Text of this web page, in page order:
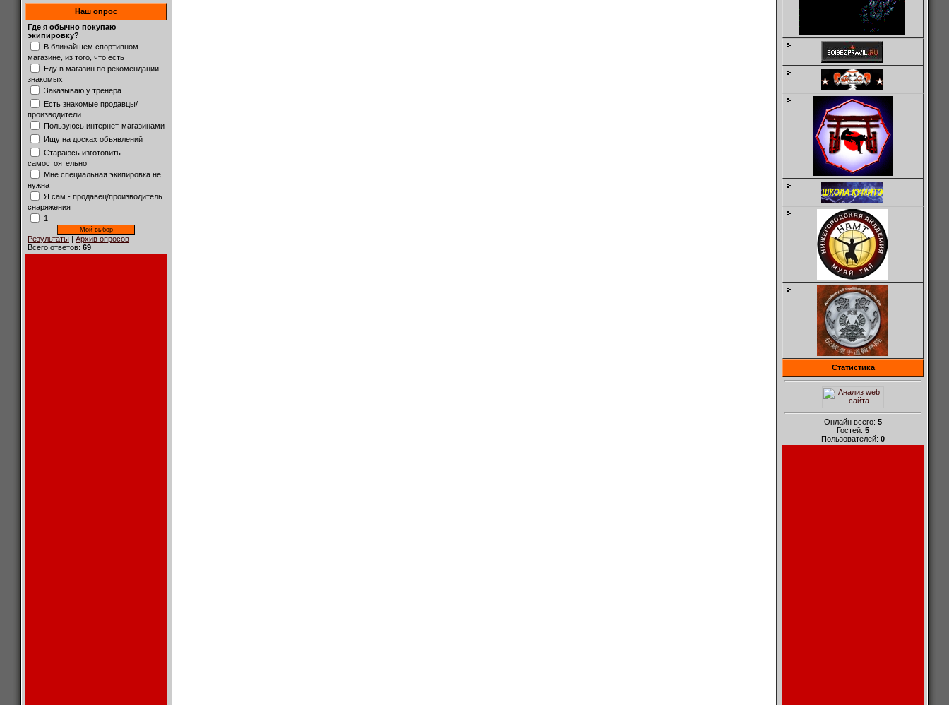
Наш опрос
Где я обычно покупаю
экипировку?
В ближайшем спортивном
магазине, из того, что есть
Еду в магазин по рекомендации
знакомых
Заказываю у тренера
Есть знакомые продавцы/
производители
Пользуюсь интернет-магазинами
Ищу на досках объявлений
Стараюсь изготовить
самостоятельно
Мне специальная экипировка не
нужна
Я сам - продавец/производитель
снаряжения
1
Результаты | Архив опросов
Всего ответов: 69
Статистика
Онлайн всего: 5
Гостей: 5
Пользователей: 0